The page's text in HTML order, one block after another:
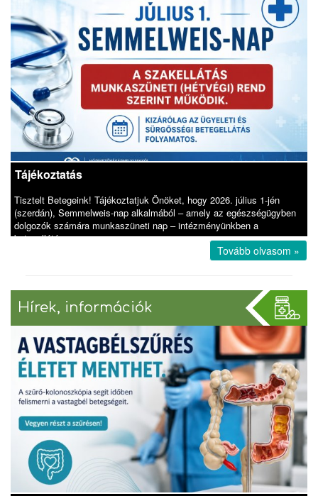
Tájékoztatás
Tisztelt Betegeink! Tájékoztatjuk Önöket, hogy 2026. július 1-jén
(szerdán), Semmelweis-nap alkalmából – amely az egészségügyben
dolgozók számára munkaszüneti nap – intézményünkben a
betegellátás mun
Tovább olvasom »
Hírek, információk